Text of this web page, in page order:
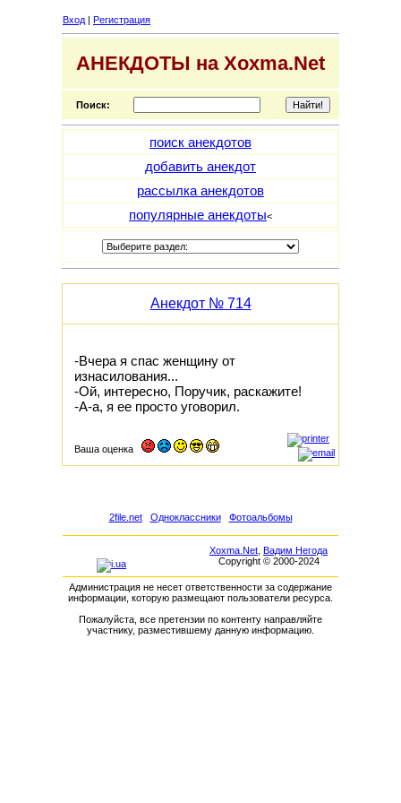
Вход | Регистрация
АНЕКДОТЫ на Xoxma.Net
Поиск:
поиск анекдотов
добавить анекдот
рассылка анекдотов
популярные анекдоты<
Анекдот № 714
-Вчера я спас женщину от
изнасилования...
-Ой, интересно, Поручик, раскажите!
-А-а, я ее просто уговорил.
Ваша оценка
2file.net Одноклассники Фотоальбомы
Xoxma.Net Вадим Негода
Copyright © 2000-2024
Администрация не несет ответственности за содержание
информации, которую размещают пользователи ресурса.
Пожалуйста, все претензии по контенту направляйте
участнику, разместившему данную информацию.